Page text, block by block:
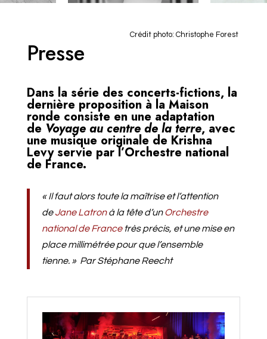
Crédit photo: Christophe Forest
Presse
Dans la série des concerts-fictions, la
dernière proposition à la Maison
ronde consiste en une adaptation
de Voyage au centre de la terre, avec
une musique originale de Krishna
Levy servie par l’Orchestre national
de France.
« Il faut alors toute la maîtrise et l’attention
deJane Latronà la tête d’unOrchestre
national de Francetrès précis, et une mise en
place millimétrée pour que l’ensemble
tienne. » Par Stéphane Reecht